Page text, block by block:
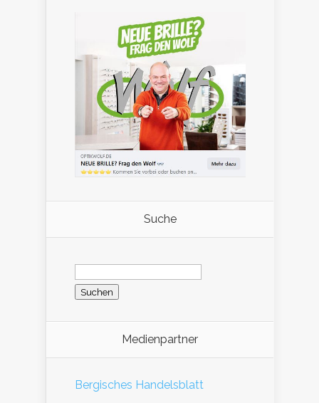
Suche
Suchen
Medienpartner
Bergisches Handelsblatt